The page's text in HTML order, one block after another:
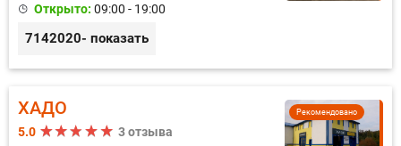
Открыто: 09:00 - 19:00
7142020- показать
Рекомендовано
ХАДО
5.0
3 отзыва